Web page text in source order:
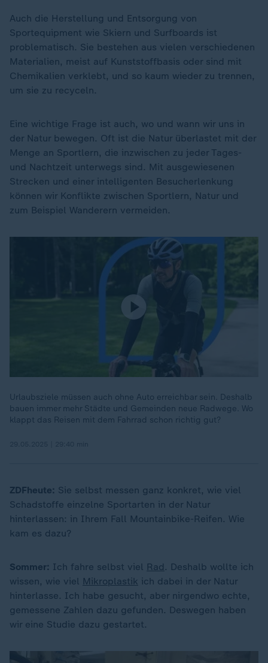
Auch die Herstellung und Entsorgung von
Sportequipment wie Skiern und Surfboards ist
problematisch. Sie bestehen aus vielen verschiedenen
Materialien, meist auf Kunststoffbasis oder sind mit
Chemikalien verklebt, und so kaum wieder zu trennen,
um sie zu recyceln.
Eine wichtige Frage ist auch, wo und wann wir uns in
der Natur bewegen. Oft ist die Natur überlastet mit der
Menge an Sportlern, die inzwischen zu jeder Tages-
und Nachtzeit unterwegs sind. Mit ausgewiesenen
Strecken und einer intelligenten Besucherlenkung
können wir Konflikte zwischen Sportlern, Natur und
zum Beispiel Wanderern vermeiden.
Urlaubsziele müssen auch ohne Auto erreichbar sein. Deshalb
bauen immer mehr Städte und Gemeinden neue Radwege. Wo
klappt das Reisen mit dem Fahrrad schon richtig gut?
ZDFheute: Sie selbst messen ganz konkret, wie viel
Schadstoffe einzelne Sportarten in der Natur
hinterlassen: in Ihrem Fall Mountainbike-Reifen. Wie
kam es dazu?
Sommer: Ich fahre selbst viel Rad . Deshalb wollte ich
wissen, wie viel Mikroplastik ich dabei in der Natur
hinterlasse. Ich habe gesucht, aber nirgendwo echte,
gemessene Zahlen dazu gefunden. Deswegen haben
wir eine Studie dazu gestartet.